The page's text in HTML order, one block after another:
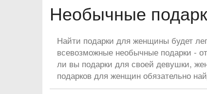
Необычные
Найти подарки для женщины будет
всевозможные необычные подарки -
ли вы подарки для своей девушки,
подарков для женщин обязательно